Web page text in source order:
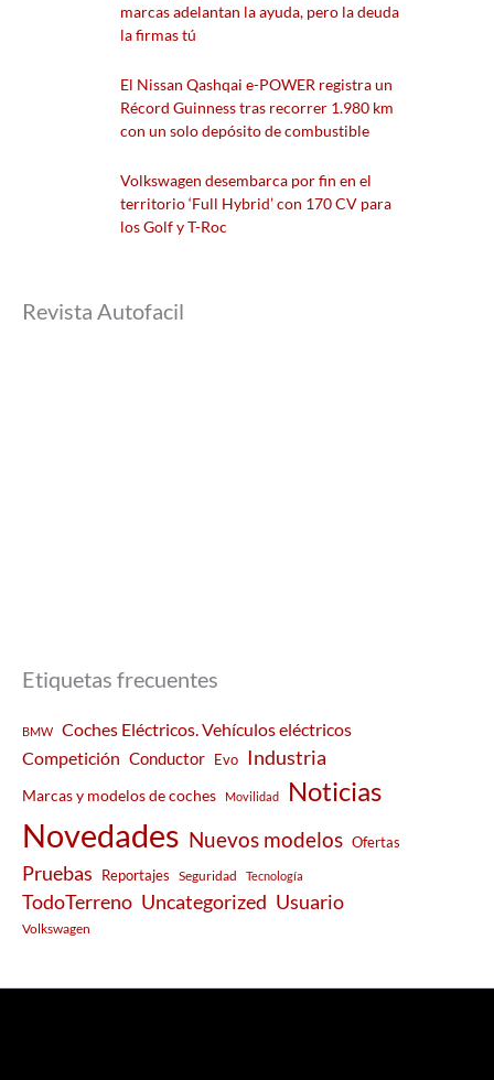
marcas adelantan la ayuda, pero la deuda
la firmas tú
El Nissan Qashqai e-POWER registra un
Récord Guinness tras recorrer 1.980 km
con un solo depósito de combustible
Volkswagen desembarca por fin en el
territorio ‘Full Hybrid’ con 170 CV para
los Golf y T-Roc
Revista Autofacil
Etiquetas frecuentes
BMW
Coches Eléctricos. Vehículos eléctricos
Competición Conductor Evo Industria
Marcas y modelos de coches Movilidad Noticias
Novedades Nuevos modelos Ofertas
Pruebas Reportajes Seguridad Tecnología
TodoTerreno Uncategorized Usuario
Volkswagen